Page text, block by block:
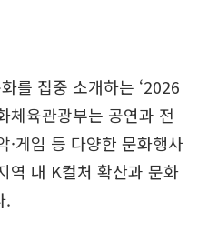
를 집중 소개하는 ‘2026
체육관광부는 공연과 전
·게임 등 다양한 문화행사
역 내 K컬처 확산과 문화
.